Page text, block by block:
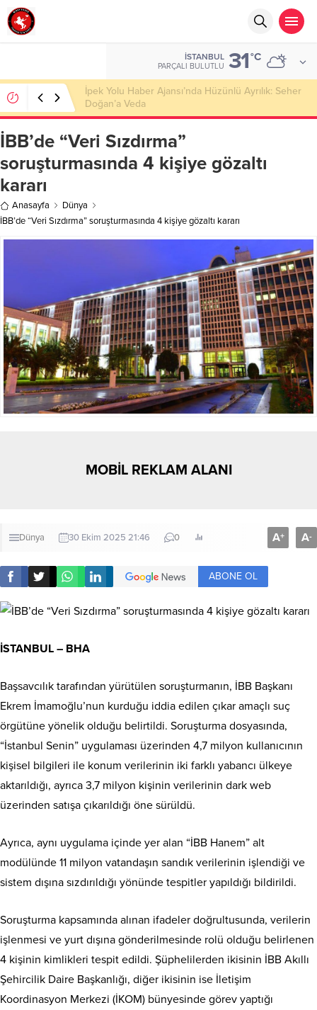
İSTANBUL
PARÇALI BULUTLU 31°C
Başkan Nihat Öztürk, Şanahan’da Hacı Eryaman’a
Misafir Oldu
İBB’de “Veri Sızdırma”
soruşturmasında 4 kişiye gözaltı
kararı
Anasayfa
Dünya
İBB’de “Veri Sızdırma” soruşturmasında 4 kişiye gözaltı kararı
MOBİL REKLAM ALANI
Dünya 30 Ekim 2025 21:46 0 A+ A-
ABONE OL
İSTANBUL – BHA
Başsavcılık tarafından yürütülen soruşturmanın, İBB Başkanı
Ekrem İmamoğlu’nun kurduğu iddia edilen çıkar amaçlı suç
örgütüne yönelik olduğu belirtildi. Soruşturma dosyasında,
“İstanbul Senin” uygulaması üzerinden 4,7 milyon kullanıcının
kişisel bilgileri ile konum verilerinin iki farklı yabancı ülkeye
aktarıldığı, ayrıca 3,7 milyon kişinin verilerinin dark web
üzerinden satışa çıkarıldığı öne sürüldü.
Ayrıca, aynı uygulama içinde yer alan “İBB Hanem” alt
modülünde 11 milyon vatandaşın sandık verilerinin işlendiği ve
sistem dışına sızdırıldığı yönünde tespitler yapıldığı bildirildi.
Soruşturma kapsamında alınan ifadeler doğrultusunda, verilerin
işlenmesi ve yurt dışına gönderilmesinde rolü olduğu belirlenen
4 kişinin kimlikleri tespit edildi. Şüphelilerden ikisinin İBB Akıllı
Şehircilik Daire Başkanlığı, diğer ikisinin ise İletişim
Koordinasyon Merkezi (İKOM) bünyesinde görev yaptığı